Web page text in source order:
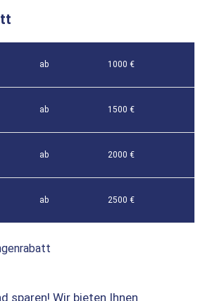
ab 1000 €
ab 1500 €
ab 2000 €
ab 2500 €
sparen! Wir bieten Ihnen